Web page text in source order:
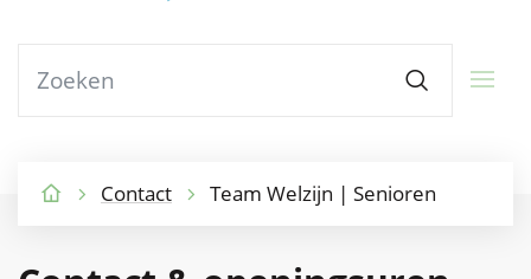
kunnen
Zoeken
Contact Team Welzijn | Senioren